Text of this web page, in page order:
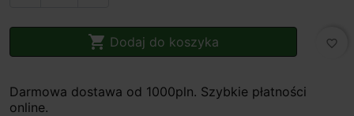
 Dodaj do koszyka favorite_border
Darmowa dostawa od 1000pln. Szybkie płatności
online.